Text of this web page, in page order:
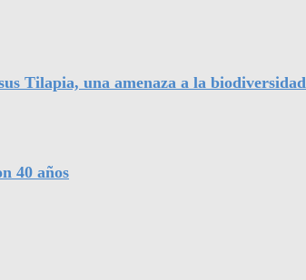
Tilapia, una amenaza a la biodiversidad
40 años